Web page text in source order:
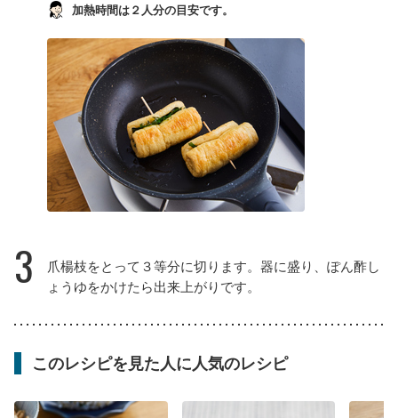
加熱時間は２人分の目安です。
3
爪楊枝をとって３等分に切ります。器に盛り、ぽん酢し
ょうゆをかけたら出来上がりです。
このレシピを見た人に人気のレシピ